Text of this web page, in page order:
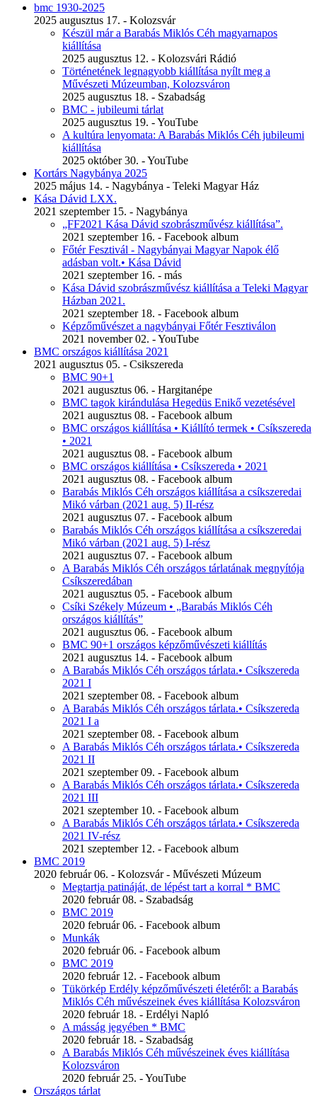
bmc 1930-2025
2025 augusztus 17. - Kolozsvár
Készül már a Barabás Miklós Céh magyarnapos
kiállítása
2025 augusztus 12. - Kolozsvári Rádió
Történetének legnagyobb kiállítása nyílt meg a
Művészeti Múzeumban, Kolozsváron
2025 augusztus 18. - Szabadság
BMC - jubileumi tárlat
2025 augusztus 19. - YouTube
A kultúra lenyomata: A Barabás Miklós Céh jubileumi
kiállítása
2025 október 30. - YouTube
Kortárs Nagybánya 2025
2025 május 14. - Nagybánya - Teleki Magyar Ház
Kása Dávid LXX.
2021 szeptember 15. - Nagybánya
„FF2021 Kása Dávid szobrászművész kiállítása”.
2021 szeptember 16. - Facebook album
Főtér Fesztivál - Nagybányai Magyar Napok élő
adásban volt.• Kása Dávid
2021 szeptember 16. - más
Kása Dávid szobrászművész kiállítása a Teleki Magyar
Házban 2021.
2021 szeptember 18. - Facebook album
Képzőművészet a nagybányai Főtér Fesztiválon
2021 november 02. - YouTube
BMC országos kiállítása 2021
2021 augusztus 05. - Csikszereda
BMC 90+1
2021 augusztus 06. - Hargitanépe
BMC tagok kirándulása Hegedüs Enikő vezetésével
2021 augusztus 08. - Facebook album
BMC országos kiállítása • Kiállító termek • Csíkszereda
• 2021
2021 augusztus 08. - Facebook album
BMC országos kiállítása • Csíkszereda • 2021
2021 augusztus 08. - Facebook album
Barabás Miklós Céh országos kiállítása a csíkszeredai
Mikó várban (2021 aug. 5) II-rész
2021 augusztus 07. - Facebook album
Barabás Miklós Céh országos kiállítása a csíkszeredai
Mikó várban (2021 aug. 5) I-rész
2021 augusztus 07. - Facebook album
A Barabás Miklós Céh országos tárlatának megnyítója
Csíkszeredában
2021 augusztus 05. - Facebook album
Csíki Székely Múzeum • „Barabás Miklós Céh
országos kiállítás”
2021 augusztus 06. - Facebook album
BMC 90+1 országos képzőművészeti kiállítás
2021 augusztus 14. - Facebook album
A Barabás Miklós Céh országos tárlata.• Csíkszereda
2021 I
2021 szeptember 08. - Facebook album
A Barabás Miklós Céh országos tárlata.• Csíkszereda
2021 I a
2021 szeptember 08. - Facebook album
A Barabás Miklós Céh országos tárlata.• Csíkszereda
2021 II
2021 szeptember 09. - Facebook album
A Barabás Miklós Céh országos tárlata.• Csíkszereda
2021 III
2021 szeptember 10. - Facebook album
A Barabás Miklós Céh országos tárlata.• Csíkszereda
2021 IV-rész
2021 szeptember 12. - Facebook album
BMC 2019
2020 február 06. - Kolozsvár - Művészeti Múzeum
Megtartja patináját, de lépést tart a korral * BMC
2020 február 08. - Szabadság
BMC 2019
2020 február 06. - Facebook album
Munkák
2020 február 06. - Facebook album
BMC 2019
2020 február 12. - Facebook album
Tükörkép Erdély képzőművészeti életéről: a Barabás
Miklós Céh művészeinek éves kiállítása Kolozsváron
2020 február 18. - Erdélyi Napló
A másság jegyében * BMC
2020 február 18. - Szabadság
A Barabás Miklós Céh művészeinek éves kiállítása
Kolozsváron
2020 február 25. - YouTube
Országos tárlat